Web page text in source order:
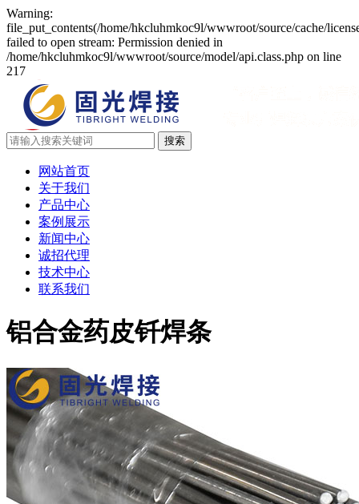
Warning:
file_put_contents(/home/hkcluhmkoc9l/wwwroot/source/cache/
failed to open stream: Permission denied in
/home/hkcluhmkoc9l/wwwroot/source/model/api.class.php on line
217
网站首页
关于我们
产品中心
案例展示
新闻中心
诚招代理
技术中心
联系我们
铝合金药皮钎焊条